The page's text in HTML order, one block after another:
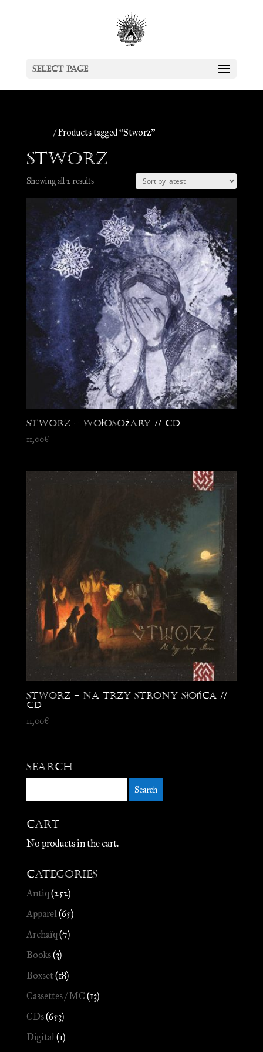
Select Page
/ Products tagged “Stworz”
Stworz
Showing all 2 resultsSorted
by
latest
Stworz – Wołosożary // CD
11,00€
Stworz – Na trzy strony Słońca //
CD
11,00€
Search
Cart
No products in the cart.
Categories
Antiq (252)
Apparel(65)
Archaïq (7)
Books(3)
Boxset(18)
Cassettes / MC (13)
CDs(653)
Digital(1)